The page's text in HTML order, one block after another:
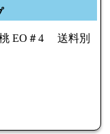
EO＃4 送料別